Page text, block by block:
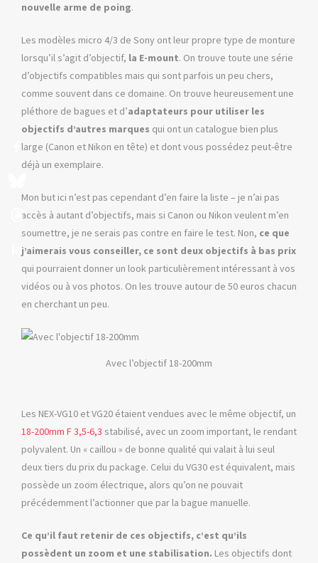
nouvelle arme de poing.
Les modèles micro 4/3 de Sony ont leur propre type de monture
lorsqu’il s’agit d’objectif, la E-mount. On trouve toute une série
d’objectifs compatibles mais qui sont parfois un peu chers,
comme souvent dans ce domaine. On trouve heureusement une
pléthore de bagues et d’adaptateurs pour utiliser les
objectifs d’autres marques qui ont un catalogue bien plus
large (Canon et Nikon en tête) et dont vous possédez peut-être
déjà un exemplaire.
Mon but ici n’est pas cependant d’en faire la liste – je n’ai pas
accès à autant d’objectifs, mais si Canon ou Nikon veulent m’en
soumettre, je ne serais pas contre en faire le test. Non, ce que
j’aimerais vous conseiller, ce sont deux objectifs à bas prix
qui pourraient donner un look particulièrement intéressant à vos
vidéos ou à vos photos. On les trouve autour de 50 euros chacun
en cherchant un peu.
Avec l’objectif 18-200mm
Les NEX-VG10 et VG20 étaient vendues avec le même objectif, un
18-200mm F 3,5-6,3 stabilisé, avec un zoom important, le rendant
polyvalent. Un « caillou » de bonne qualité qui valait à lui seul
deux tiers du prix du package. Celui du VG30 est équivalent, mais
possède un zoom électrique, alors qu’on ne pouvait
précédemment l’actionner que par la bague manuelle.
Ce qu’il faut retenir de ces objectifs, c’est qu’ils
possèdent un zoom et une stabilisation. Les objectifs dont